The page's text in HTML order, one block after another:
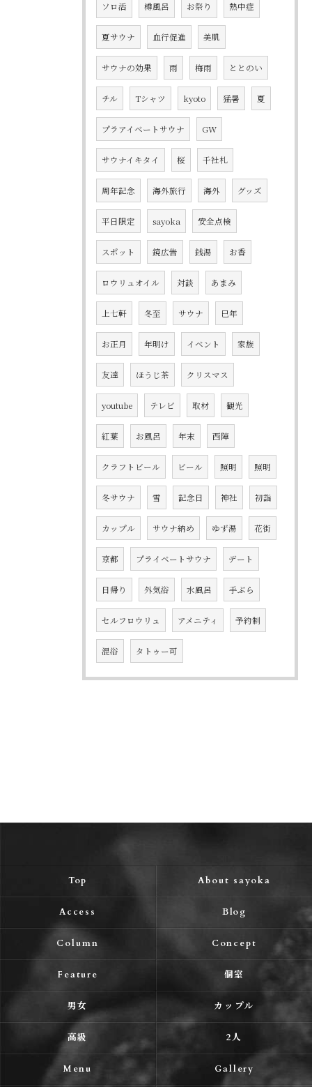
ソロ活 樽風呂 お祭り 熱中症
夏サウナ 血行促進 美肌
サウナの効果 雨 梅雨 ととのい
チル Tシャツ kyoto 猛暑 夏
プラアイベートサウナ GW
サウナイキタイ 桜 千社札
周年記念 海外旅行 海外 グッズ
平日限定 sayoka 安全点検
スポット 鏡広告 銭湯 お香
ロウリュオイル 対談 あまみ
上七軒 冬至 サウナ 巳年
お正月 年明け イベント 家族
友達 ほうじ茶 クリスマス
youtube テレビ 取材 観光
紅葉 お風呂 年末 西陣
クラフトビール ビール 照明 照明
冬サウナ 雪 記念日 神社 初詣
カップル サウナ納め ゆず湯 花街
京都 プライベートサウナ デート
日帰り 外気浴 水風呂 手ぶら
セルフロウリュ アメニティ 予約制
混浴 タトゥー可
Top About sayoka
Access Blog
Column Concept
Feature 個室
男女 カップル
高級 2人
Menu Gallery